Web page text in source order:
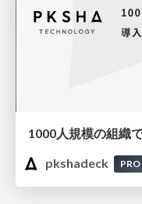
pkshadeck
PRO